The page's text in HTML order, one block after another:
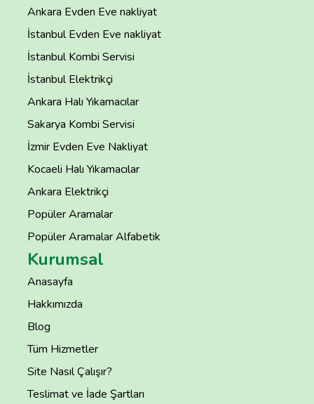
Ankara Evden Eve nakliyat
İstanbul Evden Eve nakliyat
İstanbul Kombi Servisi
İstanbul Elektrikçi
Ankara Halı Yıkamacılar
Sakarya Kombi Servisi
İzmir Evden Eve Nakliyat
Kocaeli Halı Yıkamacılar
Ankara Elektrikçi
Popüler Aramalar
Popüler Aramalar Alfabetik
Kurumsal
Anasayfa
Hakkımızda
Blog
Tüm Hizmetler
Site Nasıl Çalışır?
Teslimat ve İade Şartları